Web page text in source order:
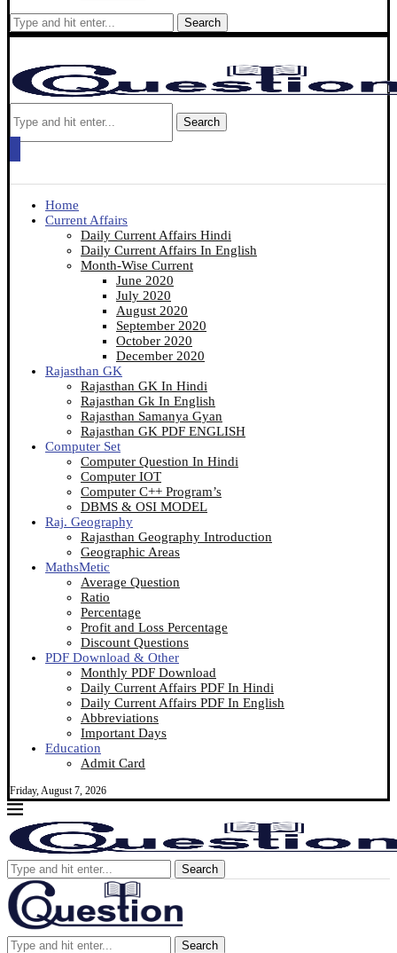
Search
Search
Home
Current Affairs
Daily Current Affairs Hindi
Daily Current Affairs In English
Month-Wise Current
June 2020
July 2020
August 2020
September 2020
October 2020
December 2020
Rajasthan GK
Rajasthan GK In Hindi
Rajasthan Gk In English
Rajasthan Samanya Gyan
Rajasthan GK PDF ENGLISH
Computer Set
Computer Question In Hindi
Computer IOT
Computer C++ Program’s
DBMS & OSI MODEL
Raj. Geography
Rajasthan Geography Introduction
Geographic Areas
MathsMetic
Average Question
Ratio
Percentage
Profit and Loss Percentage
Discount Questions
PDF Download & Other
Monthly PDF Download
Daily Current Affairs PDF In Hindi
Daily Current Affairs PDF In English
Abbreviations
Important Days
Education
Admit Card
Friday, August 7, 2026
Search
Search